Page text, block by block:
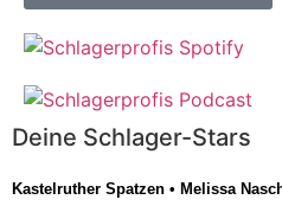
Deine Schlager-Stars
Kastelruther Spatzen • Melissa